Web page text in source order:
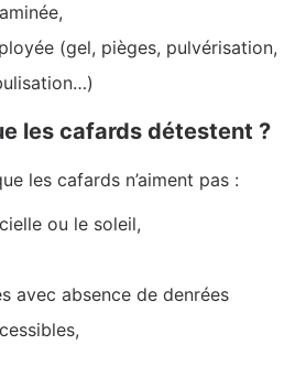
(gel, pièges, pulvérisation,
les cafards détestent ?
les cafards n’aiment pas :
ou le soleil,
avec absence de denrées